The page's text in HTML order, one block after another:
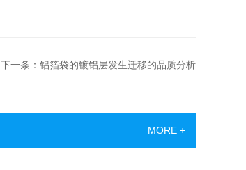
下一条：铝箔袋的镀铝层发生迁移的品质分析
MORE +